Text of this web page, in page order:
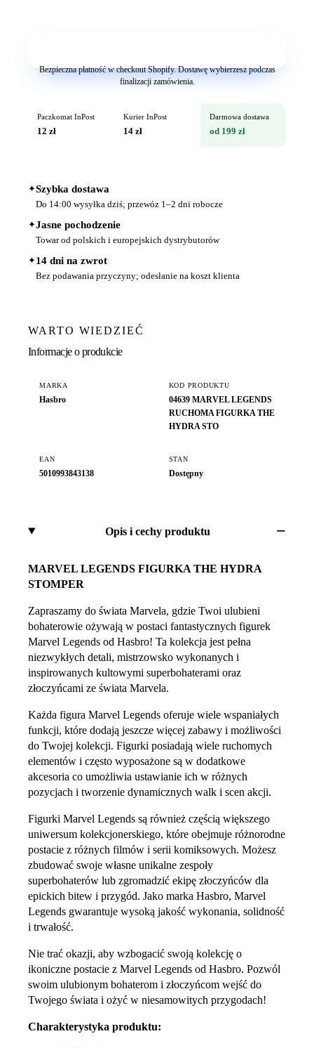
Bezpieczna płatność w checkout Shopify. Dostawę wybierzesz podczas
finalizacji zamówienia.
Paczkomat InPost
12 zł
Kurier InPost
14 zł
Darmowa dostawa
od 199 zł
✦Szybka dostawa
Do 14:00 wysyłka dziś; przewóz 1–2 dni robocze
✦Jasne pochodzenie
Towar od polskich i europejskich dystrybutorów
✦14 dni na zwrot
Bez podawania przyczyny; odesłanie na koszt klienta
WARTO WIEDZIEĆ
Informacje o produkcie
MARKA
Hasbro
KOD PRODUKTU
04639 MARVEL LEGENDS
RUCHOMA FIGURKA THE
HYDRA STO
EAN
5010993843138
STAN
Dostępny
Opis i cechy produktu
MARVEL LEGENDS FIGURKA THE HYDRA
STOMPER
Zapraszamy do świata Marvela, gdzie Twoi ulubieni
bohaterowie ożywają w postaci fantastycznych figurek
Marvel Legends od Hasbro! Ta kolekcja jest pełna
niezwykłych detali, mistrzowsko wykonanych i
inspirowanych kultowymi superbohaterami oraz
złoczyńcami ze świata Marvela.
Każda figura Marvel Legends oferuje wiele wspaniałych
funkcji, które dodają jeszcze więcej zabawy i możliwości
do Twojej kolekcji. Figurki posiadają wiele ruchomych
elementów i często wyposażone są w dodatkowe
akcesoria co umożliwia ustawianie ich w różnych
pozycjach i tworzenie dynamicznych walk i scen akcji.
Figurki Marvel Legends są również częścią większego
uniwersum kolekcjonerskiego, które obejmuje różnorodne
postacie z różnych filmów i serii komiksowych. Możesz
zbudować swoje własne unikalne zespoły
superbohaterów lub zgromadzić ekipę złoczyńców dla
epickich bitew i przygód. Jako marka Hasbro, Marvel
Legends gwarantuje wysoką jakość wykonania, solidność
i trwałość.
Nie trać okazji, aby wzbogacić swoją kolekcję o
ikoniczne postacie z Marvel Legends od Hasbro. Pozwól
swoim ulubionym bohaterom i złoczyńcom wejść do
Twojego świata i ożyć w niesamowitych przygodach!
Charakterystyka produktu: